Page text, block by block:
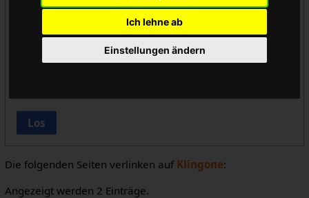
Ich lehne ab
Einstellungen ändern
Vorlageneinbindungen ausblenden
Links ausblenden
Los
Die folgenden Seiten verlinken auf Klingone:
Angezeigt werden 2 Einträge.